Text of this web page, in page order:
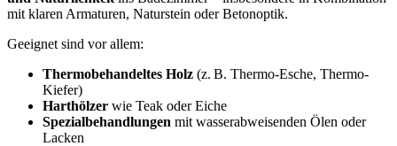
mit klaren Armaturen, Naturstein oder Betonoptik.
Geeignet sind vor allem:
Thermobehandeltes Holz (z. B. Thermo-Esche, Thermo-
Kiefer)
Harthölzer wie Teak oder Eiche
Spezialbehandlungen mit wasserabweisenden Ölen oder
Lacken